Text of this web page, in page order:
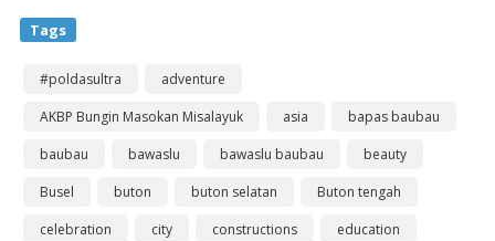
Tags
#poldasultra
adventure
AKBP Bungin Masokan Misalayuk
asia
bapas baubau
baubau
bawaslu bawaslu baubau
beauty
Busel
buton buton selatan
Buton tengah
celebration
city constructions
education